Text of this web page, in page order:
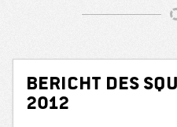
Bericht des
2012